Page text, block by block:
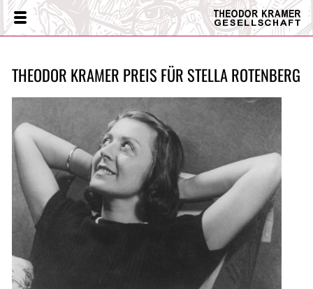
Theodor
Kramer
Menü
THEODOR KRAMER PREIS FÜR STELLA ROTENBERG